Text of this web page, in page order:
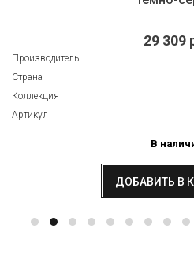
29 309
Производитель
Страна
Коллекция
Артикул
В
ДОБАВИТЬ В